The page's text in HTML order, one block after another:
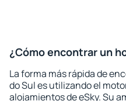
¿Cómo encontrar un
La forma más rápida de
do Sul es utilizando el
alojamientos de eSky. Su